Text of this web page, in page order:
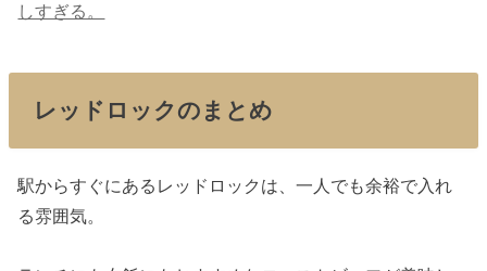
しすぎる。
レッドロックのまとめ
駅からすぐにあるレッドロックは、一人でも余裕で入れ
る雰囲気。